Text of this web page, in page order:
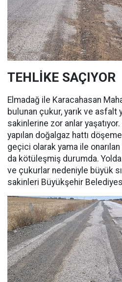
TEHLİKE SAÇIYOR
Elmadağ ile Karacahasan
bulunan çukur, yarık ve asfalt
sakinlerine zor anlar
yapılan doğalgaz hattı döşeme
geçici olarak yama ile
da kötüleşmiş durumda.
ve çukurlar nedeniyle büyük
sakinleri Büyükşehir